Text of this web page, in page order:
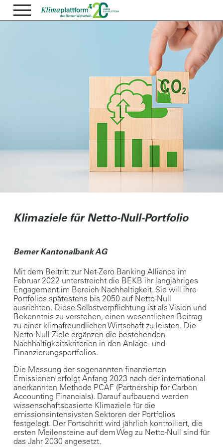
Klimaziele für Netto-Null-Portfolio
Berner Kantonalbank AG
Mit dem Beitritt zur Net-Zero Banking Alliance im
Februar 2022 unterstreicht die BEKB ihr langjähriges
Engagement im Bereich Nachhaltigkeit. Sie will ihre
Portfolios spätestens bis 2050 auf Netto-Null
ausrichten. Diese Selbstverpflichtung ist als Vision und
Bekenntnis zu verstehen, einen wesentlichen Beitrag
zu einer klimafreundlichen Wirtschaft zu leisten. Die
Netto-Null-Ziele ergänzen die bestehenden
Nachhaltigkeitskriterien in den Anlage- und
Finanzierungsportfolios.
Die Messung der sogenannten finanzierten
Emissionen erfolgt Anfang 2023 nach der international
anerkannten Methode PCAF (Partnership for Carbon
Accounting Financials). Darauf aufbauend werden
wissenschaftsbasierte Klimaziele für die
emissionsintensivsten Sektoren der Portfolios
festgelegt. Der Fortschritt wird jährlich kontrolliert, die
ersten Meilensteine auf dem Weg zu Netto-Null sind für
das Jahr 2030 angesetzt.